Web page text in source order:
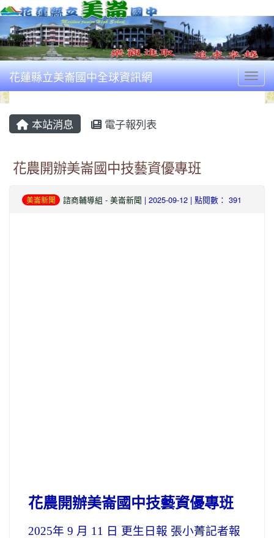
花蓮縣立美崙國中全球資訊網
本站消息 電子報列表
花農開辦美崙國中技藝資優專班
美崙新聞 諮商輔導組 - 美崙新聞 | 2025-09-12 | 點閱數： 391
花農開辦美崙國中技藝資優專班
2025年 9 月 11 日 更生日報 張小菁記者報